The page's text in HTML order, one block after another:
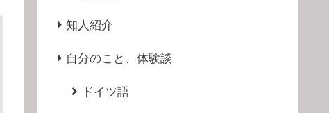
知人紹介
自分のこと、体験談
ドイツ語